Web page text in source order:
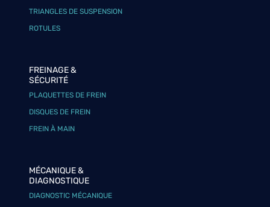
TRIANGLES DE SUSPENSION
ROTULES
FREINAGE &
SÉCURITÉ
PLAQUETTES DE FREIN
DISQUES DE FREIN
FREIN À MAIN
MÉCANIQUE &
DIAGNOSTIQUE
DIAGNOSTIC MÉCANIQUE